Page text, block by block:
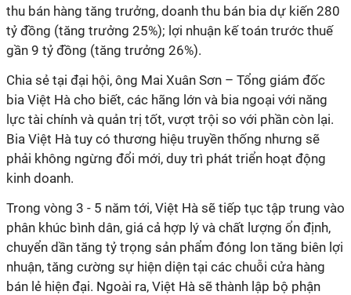
thu bán hàng tăng trưởng, doanh thu bán bia dự kiến 280
tỷ đồng (tăng trưởng 25%); lợi nhuận kế toán trước thuế
gần 9 tỷ đồng (tăng trưởng 26%).
Chia sẻ tại đại hội, ông Mai Xuân Sơn – Tổng giám đốc
bia Việt Hà cho biết, các hãng lớn và bia ngoại với năng
lực tài chính và quản trị tốt, vượt trội so với phần còn lại.
Bia Việt Hà tuy có thương hiệu truyền thống nhưng sẽ
phải không ngừng đổi mới, duy trì phát triển hoạt động
kinh doanh.
Trong vòng 3 - 5 năm tới, Việt Hà sẽ tiếp tục tập trung vào
phân khúc bình dân, giá cả hợp lý và chất lượng ổn định,
chuyển dần tăng tỷ trọng sản phẩm đóng lon tăng biên lợi
nhuận, tăng cường sự hiện diện tại các chuỗi cửa hàng
bán lẻ hiện đại. Ngoài ra, Việt Hà sẽ thành lập bộ phận